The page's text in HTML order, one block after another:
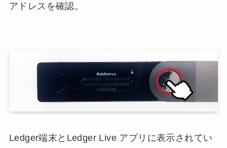
アドレスを確認。
Ledger端末とLedger Live アプリに表示されてい